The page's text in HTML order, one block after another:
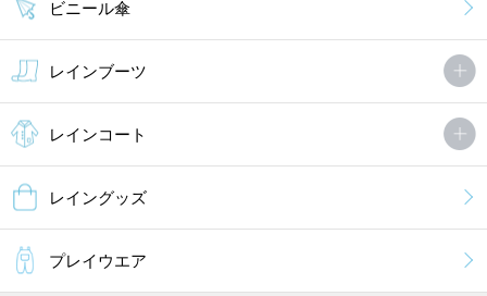
ビニール傘
レインブーツ
レインコート
レイングッズ
プレイウエア